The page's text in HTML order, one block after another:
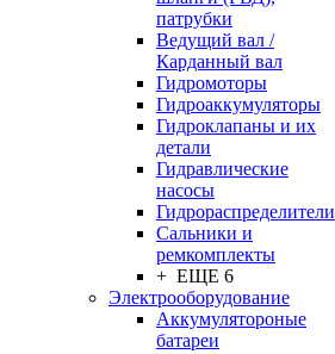
патрубки
Ведущий вал /
Карданный вал
Гидромоторы
Гидроаккумуляторы
Гидроклапаны и их
детали
Гидравлические
насосы
Гидрораспределители
Сальники и
ремкомплекты
+ ЕЩЕ 6
Электрооборудование
Аккумулятороные
батареи